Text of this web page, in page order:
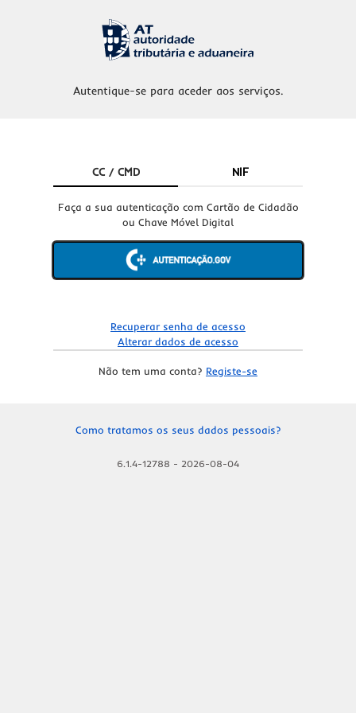
Autentique-se para aceder aos serviços.
CC / CMD NIF
Faça a sua autenticação com Cartão de Cidadão
ou Chave Móvel Digital
Recuperar senha de acesso
Alterar dados de acesso
Não tem uma conta? Registe-se
Como tratamos os seus dados pessoais?
6.1.4-12788 - 2026-08-04